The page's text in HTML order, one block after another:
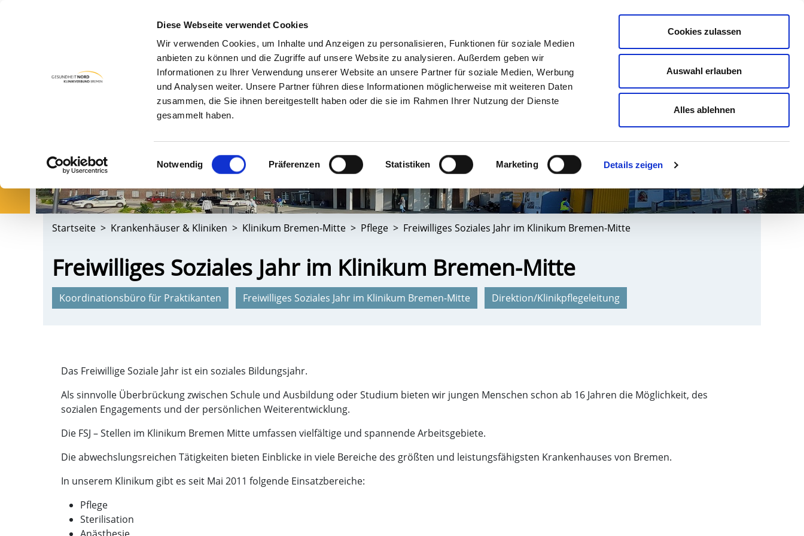
Diese Webseite verwendet Cookies
Wir verwenden Cookies, um Inhalte und Anzeigen zu personalisieren, Funktionen für soziale Medien
anbieten zu können und die Zugriffe auf unsere Website zu analysieren. Außerdem geben wir
Informationen zu Ihrer Verwendung unserer Website an unsere Partner für soziale Medien, Werbung
und Analysen weiter. Unsere Partner führen diese Informationen möglicherweise mit weiteren Daten
zusammen, die Sie ihnen bereitgestellt haben oder die sie im Rahmen Ihrer Nutzung der Dienste
gesammelt haben.
Einwilligungsauswahl
Notwendig Präferenzen Statistiken Marketing Details zeigen
Cookies zulassen
Auswahl erlauben
Alles ablehnen
Leichte Sprache Kontrast
PATIENT & BESUCHER KRANKENHÄUSER & KLINIKEN KARRIERE & AUSBILDUNG GESUNDHEIT NORD Suche
Startseite Krankenhäuser & Kliniken Klinikum Bremen-Mitte Pflege Freiwilliges Soziales Jahr im Klinikum Bremen-Mitte
Freiwilliges Soziales Jahr im Klinikum Bremen-Mitte
Koordinationsbüro für Praktikanten Freiwilliges Soziales Jahr im Klinikum Bremen-Mitte Direktion/Klinikpflegeleitung
Das Freiwillige Soziale Jahr ist ein soziales Bildungsjahr.
Als sinnvolle Überbrückung zwischen Schule und Ausbildung oder Studium bieten wir jungen Menschen schon ab 16 Jahren die Möglichkeit, des
sozialen Engagements und der persönlichen Weiterentwicklung.
Die FSJ – Stellen im Klinikum Bremen Mitte umfassen vielfältige und spannende Arbeitsgebiete.
Die abwechslungsreichen Tätigkeiten bieten Einblicke in viele Bereiche des größten und leistungsfähigsten Krankenhauses von Bremen.
In unserem Klinikum gibt es seit Mai 2011 folgende Einsatzbereiche:
Pflege
Sterilisation